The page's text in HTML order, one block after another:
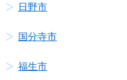
日野市
国分寺市
福生市